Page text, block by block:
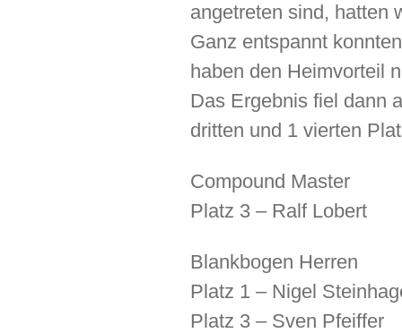
angetreten sind, hatten
Ganz entspannt
haben den Heimvorteil
Das Ergebnis fiel dann
dritten und 1 vierten
Compound Master
Platz 3 – Ralf Lobert
Blankbogen Herren
Platz 1 – Nigel
Platz 3 – Sven Pfeiffer